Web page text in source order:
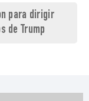
para dirigir
de Trump